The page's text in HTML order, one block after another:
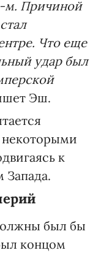
м. Причиной
Что еще
удар был
Эш.
некоторыми
к
Запада.
был бы
концом